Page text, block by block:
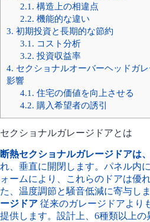
2.1. 構造上の相違点
2.2. 機能的な違い
3. 初期投資と長期的な節約
3.1. コスト分析
3.2. 投資収益率
4. セクショナルオーバーヘッドガ
影響
4.1. 住宅の価値を向上させる
4.2. 購入希望者の誘引
セクショナルガレージドアとは
断熱セクショナルガレージドアは、
れ、垂直に開閉します。パネル内
ォームにより、これらのドアは優
た、温度調節と騒音低減に寄与し
ージドア 従来のガレージドアより
提供します。設計上、6種類以上